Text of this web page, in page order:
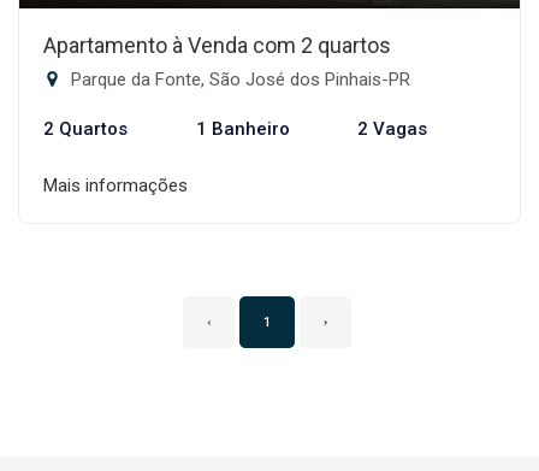
Apartamento à Venda com 2 quartos
Parque da Fonte, São José dos Pinhais-PR
2 Quartos 1 Banheiro 2 Vagas
Mais informações
‹ 1 ›